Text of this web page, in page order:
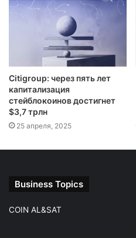
Citigroup: через пять лет
капитализация
стейблокоинов достигнет
$3,7 трлн
25 апреля, 2025
Business Topics
COIN AL&SAT